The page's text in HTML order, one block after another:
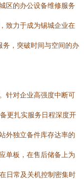
区的办公设备维修服务
致力于成为锡城企业在
务，突破时间与空间的办
针对企业高强度中断可
更扎实服务日程深度开
外独立备件库存达率的
单板，在售后储备上为
日常及关机控制密集时